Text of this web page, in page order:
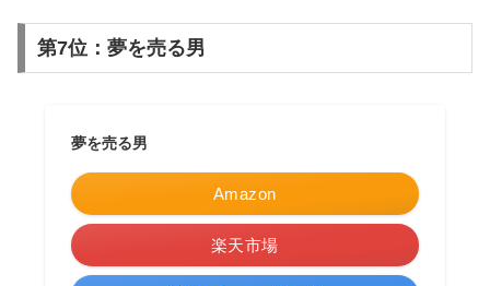
第7位：夢を売る男
夢を売る男
Amazon
楽天市場